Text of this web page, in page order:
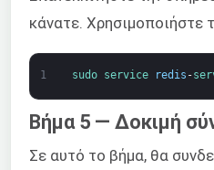
κάνατε. Χρησιμοποιήστε
1 sudo service redis -
Βήμα 5 — Δοκιμή
Σε αυτό το βήμα, θα